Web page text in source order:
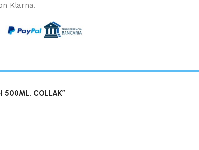
Klarna.
500ML. COLLAK”